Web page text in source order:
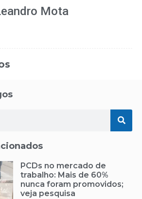
Mota
PCDs no mercado de
trabalho: Mais de 60%
nunca foram promovidos;
veja pesquisa